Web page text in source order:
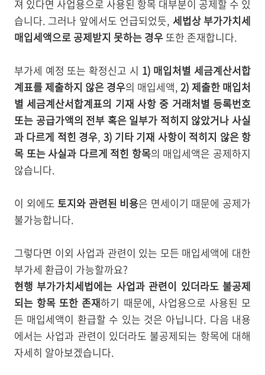
져 있다면 사업용으로 사용된 항목 대부분이 공제할 수 있
습니다. 그러나 앞에서도 언급되었듯, 세법상 부가가치세
매입세액으로 공제받지 못하는 경우 또한 존재합니다.
부가세 예정 또는 확정신고 시 1) 매입처별 세금계산서합
계표를 제출하지 않은 경우의 매입세액, 2) 제출한 매입처
별 세금계산서합계표의 기재 사항 중 거래처별 등록번호
또는 공급가액의 전부 혹은 일부가 적히지 않았거나 사실
과 다르게 적힌 경우, 3) 기타 기재 사항이 적히지 않은 항
목 또는 사실과 다르게 적힌 항목의 매입세액은 공제하지
않습니다.
이 외에도 토지와 관련된 비용은 면세이기 때문에 공제가
불가능합니다.
그렇다면 이외 사업과 관련이 있는 모든 매입세액에 대한
부가세 환급이 가능할까요?
현행 부가가치세법에는 사업과 관련이 있더라도 불공제
되는 항목 또한 존재하기 때문에, 사업용으로 사용된 모
든 매입세액이 환급할 수 있는 것은 아닙니다. 다음 내용
에서는 사업과 관련이 있더라도 불공제되는 항목에 대해
자세히 알아보겠습니다.